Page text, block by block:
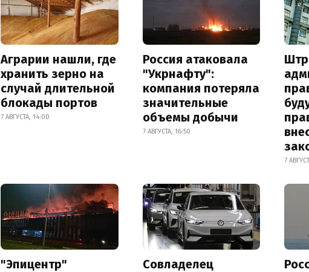
Аграрии нашли, где
хранить зерно на
случай длительной
блокады портов
7 АВГУСТА, 14:00
Россия атаковала
"Укрнафту":
компания потеряла
значительные
объемы добычи
7 АВГУСТА, 16:50
7
"Эпицентр"
Совладелец